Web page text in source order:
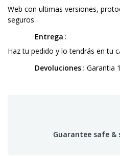
Web con ultimas versiones,
seguros
Entrega
Haz tu pedido y lo tendrás en tu
Devoluciones Garantia
Guarantee safe &